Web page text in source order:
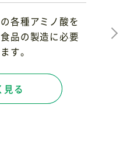
各種アミノ酸を
品の製造に必要
す。
見る
携し、安心・安
す。
見る
で造られた医薬
す。
見る
し、商品化をお
化粧品原料の販
見る